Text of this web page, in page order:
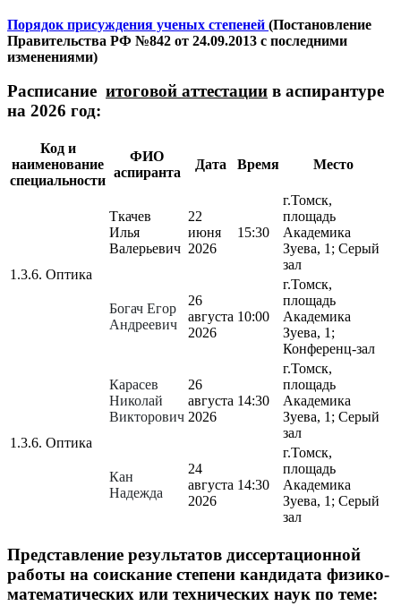
Порядок присуждения ученых степеней (Постановление
Правительства РФ №842 от 24.09.2013 с последними
изменениями)
Расписание итоговой аттестации в аспирантуре
на 2026 год:
Код и
наименование
специальности
ФИО
аспиранта
Дата Время Место
1.3.6. Оптика
Ткачев
Илья
Валерьевич
22
июня
2026
15:30
г.Томск,
площадь
Академика
Зуева, 1; Серый
зал
Богач Егор
Андреевич
26
августа
2026
10:00
г.Томск,
площадь
Академика
Зуева, 1;
Конференц-зал
1.3.6. Оптика
Карасев
Николай
Викторович
26
августа
2026
14:30
г.Томск,
площадь
Академика
Зуева, 1; Серый
зал
Кан
Надежда
24
августа
2026
14:30
г.Томск,
площадь
Академика
Зуева, 1; Серый
зал
Представление результатов диссертационной
работы на соискание степени кандидата физико-
математических или технических наук по теме: